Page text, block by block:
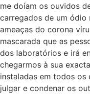
me doíam os ouvidos
carregados de um ódio
ameaças do corona
mascarada que as
dos laboratórios e irá
chegarmos à sua
instaladas em todos os
julgar e condenar os